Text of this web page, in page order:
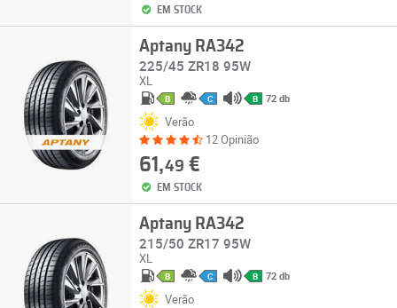
EM STOCK
Aptany RA342
225/45 ZR18 95W
XL
B C B 72 db
Verão
12 Opinião
61,49 €
EM STOCK
Aptany RA342
215/50 ZR17 95W
XL
B C B 72 db
Verão